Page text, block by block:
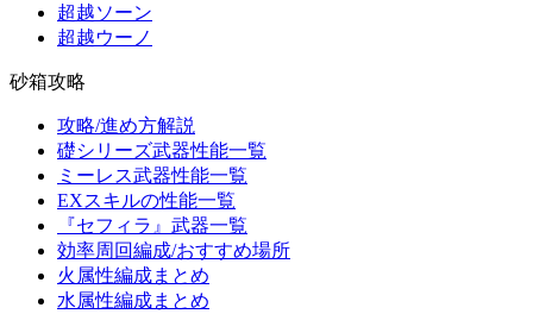
超越ソーン
超越ウーノ
砂箱攻略
攻略/進め方解説
礎シリーズ武器性能一覧
ミーレス武器性能一覧
EXスキルの性能一覧
『セフィラ』武器一覧
効率周回編成/おすすめ場所
火属性編成まとめ
水属性編成まとめ